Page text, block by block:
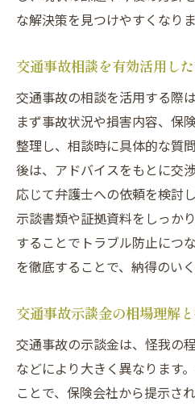
な解決策を見つけやすくなりま
交通事故相談を有効活用し
交通事故の相談を活用する際
まず事故状況や損害内容、保
整理し、相談時に具体的な質
後は、アドバイスをもとに交
応じて弁護士への依頼を検討
示談書類や証拠資料をしっか
することでトラブル防止につ
を徹底することで、納得のい
交通事故示談金の相場理解
交通事故の示談金は、怪我の
などにより大きく異なります
ことで、保険会社から提示さ